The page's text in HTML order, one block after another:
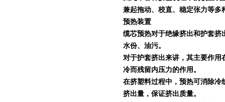
兼起拖动、校直、稳定张力等多
预热装置
缆芯预热对于绝缘挤出和护套挤
水份、油污。
对于护套挤出来讲，其主要作
冷而残留内压力的作用。
在挤塑料过程中，预热可消除
挤出量，保证挤出质量。